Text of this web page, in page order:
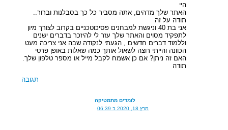
היי
האתר שלך מדהים, אתה מסביר כל כך בסבלנות וברור..
תודה על זה
אני בת 40 וניגשת למבחנים פסיכוטכניים בקרוב לצורך מיון
לתפקיד מסוים והאתר שלך עזר לי להיזכר בדברים ישנים
וללמוד דברים חדשים , הגעתי לנקודה שבה אני צריכה מעט
הכוונה והייתי רוצה לשאול אותך כמה שאלות באופן פרטי
האם זה ניתן? אם כן אשמח לקבל מייל או מספר טלפון שלך.
תודה
תגובה
לומדים מתמטיקה
מרץ 18, 2020 ב 06:39